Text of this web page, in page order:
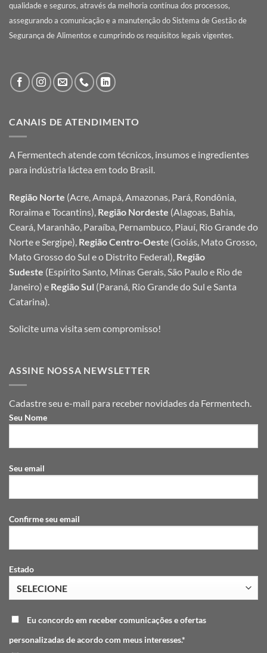
qualidade e seguros, através da melhoria contínua dos processos,
assegurando a comunicação e a manutenção do Sistema de Gestão de
Segurança de Alimentos e cumprindo os requisitos legais vigentes.
CANAIS DE ATENDIMENTO
A Fermentech atende com técnicos, insumos e ingredientes
para indústria láctea em todo Brasil.
Região Norte (Acre, Amapá, Amazonas, Pará, Rondônia,
Roraima e Tocantins), Região Nordeste (Alagoas, Bahia,
Ceará, Maranhão, Paraíba, Pernambuco, Piauí, Rio Grande do
Norte e Sergipe), Região Centro-Oeste (Goiás, Mato Grosso,
Mato Grosso do Sul e o Distrito Federal), Região
Sudeste (Espírito Santo, Minas Gerais, São Paulo e Rio de
Janeiro) e Região Sul (Paraná, Rio Grande do Sul e Santa
Catarina).
Solicite uma visita sem compromisso!
ASSINE NOSSA NEWSLETTER
Cadastre seu e-mail para receber novidades da Fermentech.
Seu Nome
Seu email
Confirme seu email
Estado
Eu concordo em receber comunicações e ofertas
personalizadas de acordo com meus interesses.*